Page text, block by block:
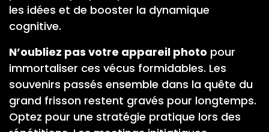
les idées et de booster la dynamique
cognitive.
N’oubliez pas votre appareil photo pour
immortaliser ces vécus formidables. Les
souvenirs passés ensemble dans la quête du
grand frisson restent gravés pour longtemps.
Optez pour une stratégie pratique lors des